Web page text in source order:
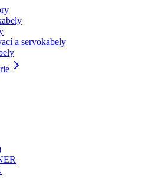
a servokabely